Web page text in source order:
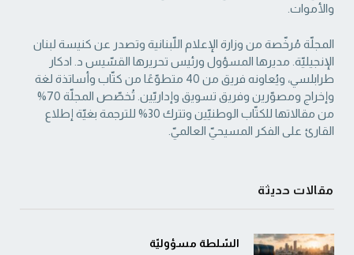
والأموات. ‏
المجلّة مُرخّصة من وزارة الإعلام اللّبنانية وتصدر عن كنيسة لبنان
الإنجيليّة. مديرها المسؤول ‏ورئيس تحريرها القسّيس د. ادكار
طرابلسي، ويُعاونه فريق من 40 متطوّعًا من كتّاب وأساتذة لغة
‏وإخراج ومصوّرين وفريق تسويق وإداريّين. تُخصّص المجلّة 70%
من مقالاتها للكتّاب الوطنيّين ‏وتترك 30% للترجمة بغيّة إطلاع
القارئ على الفكر المسيحيّ العالميّ.‏
مقالات حديثة
السّلطة مسؤوليّة